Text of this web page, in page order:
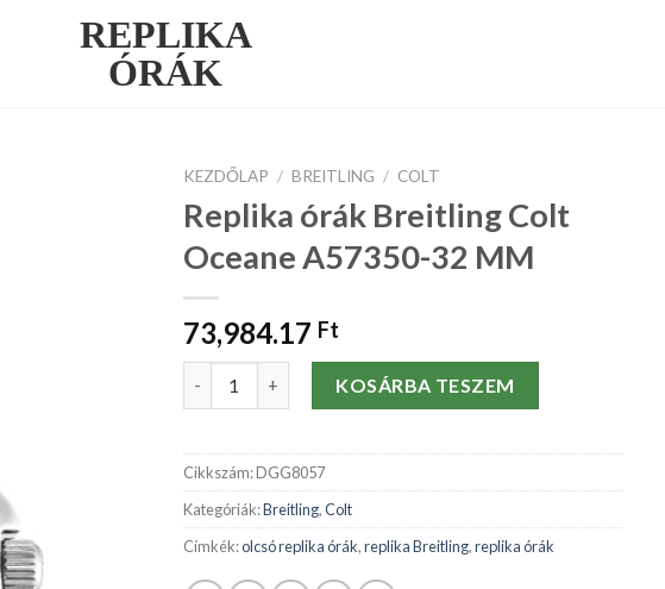
REPLIKA
ÓRÁK
KEZDŐLAP / BREITLING / COLT
Replika órák Breitling Colt
Oceane A57350-32 MM
73,984.17 Ft
Replika órák Breitling Colt Oceane A57350-32 MM mennyiség
KOSÁRBA TESZEM
Cikkszám:DGG8057
Kategóriák:Breitling,Colt
Címkék:olcsó replika órák,replika Breitling,replika órák